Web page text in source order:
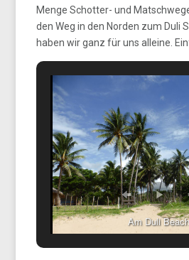
Menge Schotter- und
den Weg in den Norden zum Duli
haben wir ganz für uns alleine.
Am Duli Beach